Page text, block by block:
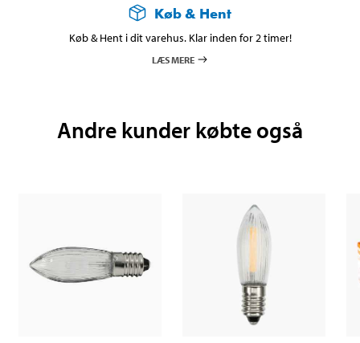
Køb & Hent
Køb & Hent i dit varehus. Klar inden for 2 timer!
LÆS MERE
Andre kunder købte også